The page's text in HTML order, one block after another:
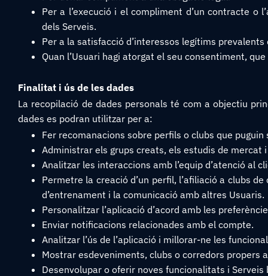
Per a l’execució i el compliment d’un contracte o
dels Serveis.
Per a la satisfacció d’interessos legítims
Quan l’Usuari hagi atorgat el seu consentiment,
Finalitat i ús de les dades
La recopilació de dades personals té com a objectiu
dades es podran utilitzar per a:
Fer recomanacions sobre perfils o clubs que puguin
Administrar els grups creats, els estudis de mercat
Analitzar les interaccions amb l’equip d’atenció al
Permetre la creació d’un perfil, l’afiliació a clubs
d’entrenament i la comunicació amb altres Usuaris.
Personalitzar l’aplicació d’acord amb les
Enviar notificacions relacionades amb el compte.
Analitzar l’ús de l’aplicació i millorar-ne les
Mostrar esdeveniments, clubs o corredors propers
Desenvolupar o oferir noves funcionalitats i